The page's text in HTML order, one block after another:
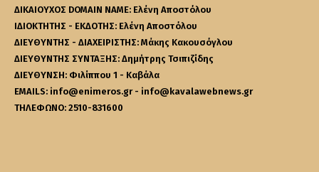
ΔΙΚΑΙΟΥΧΟΣ DOMAIN NAME: Ελένη Αποστόλου
ΙΔΙΟΚΤΗΤΗΣ - ΕΚΔΟΤΗΣ: Ελένη Αποστόλου
ΔΙΕΥΘΥΝΤΗΣ - ΔΙΑΧΕΙΡΙΣΤΗΣ: Μάκης Κακουσόγλου
ΔΙΕΥΘΥΝΤΗΣ ΣΥΝΤΑΞΗΣ: Δημήτρης Τσιπιζίδης
ΔΙΕΥΘΥΝΣΗ: Φιλίππου 1 - Καβάλα
EMAILS: info@enimeros.gr - info@kavalawebnews.gr
ΤΗΛΕΦΩΝΟ: 2510-831600